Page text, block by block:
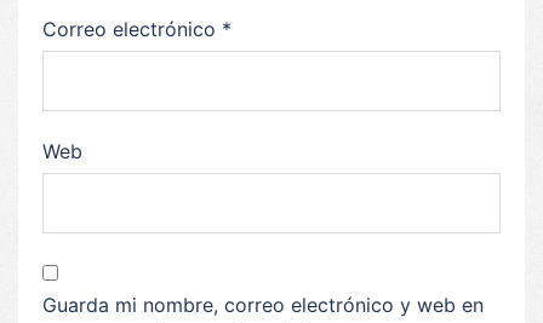
Correo electrónico *
Web
Guarda mi nombre, correo electrónico y web en